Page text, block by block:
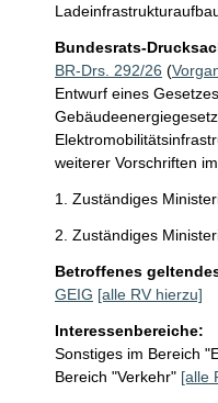
Bundesrats-
BR-Drs. 292/26 (
Entwurf eines
weiterer Vorschriften
1. Zuständiges
2. Zuständiges
Betroffenes
GEIG [alle RV hierzu]
Interessenbereiche:
Sonstiges im Bereich
Bereich "Verkehr" [alle